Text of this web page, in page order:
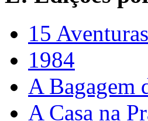
15
1984
A Bagagem
A Casa na